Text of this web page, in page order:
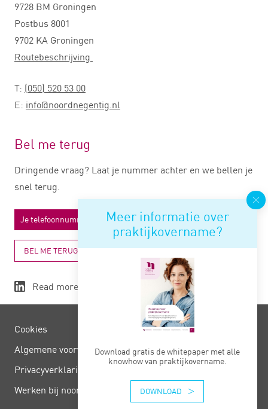
Meer informatie over
praktijkovername?
Download gratis de whitepaper met alle
knowhow van praktijkovername.
DOWNLOAD
9728 BM Groningen
Postbus 8001
9702 KA Groningen
Routebeschrijving
T: (050) 520 53 00
E: info@noordnegentig.nl
Bel me terug
Dringende vraag? Laat je nummer achter en we bellen je
snel terug.
BEL ME TERUG
Read more
Cookies
Algemene voorwaarden
Privacy­verklaring
Werken bij noord negentig